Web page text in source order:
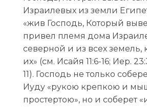
Израилевых из земли
«жив Господь, Который
привел племя дома
северной и из всех земель,
их» (см. Исайя 11:6-16; Иер.
11). Господь не только
Иуду «рукою крепкою и
простертою», но и соберет